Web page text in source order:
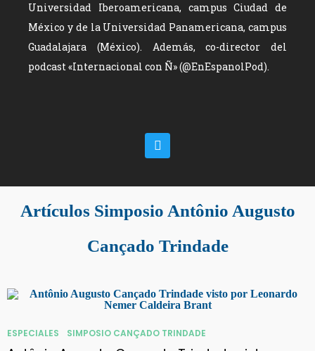
Universidad Iberoamericana, campus Ciudad de
México y de la Universidad Panamericana, campus
Guadalajara (México). Además, co-director del
podcast «Internacional con Ñ» (@EnEspanolPod).
Artículos Simposio Antônio Augusto
Cançado Trindade
ESPECIALES SIMPOSIO CANÇADO TRINDADE